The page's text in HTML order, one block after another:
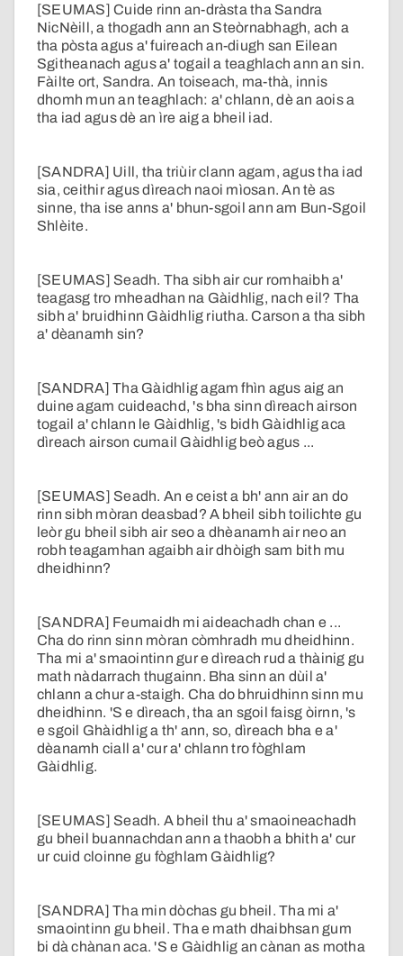
[SEUMAS] Cuide rinn an-dràsta tha Sandra
NicNèill, a thogadh ann an Steòrnabhagh, ach a
tha pòsta agus a' fuireach an-diugh san Eilean
Sgitheanach agus a' togail a teaghlach ann an sin.
Fàilte ort, Sandra. An toiseach, ma-thà, innis
dhomh mun an teaghlach: a' chlann, dè an aois a
tha iad agus dè an ìre aig a bheil iad.
[SANDRA] Uill, tha triùir clann agam, agus tha iad
sia, ceithir agus dìreach naoi mìosan. An tè as
sinne, tha ise anns a' bhun-sgoil ann am Bun-Sgoil
Shlèite.
[SEUMAS] Seadh. Tha sibh air cur romhaibh a'
teagasg tro mheadhan na Gàidhlig, nach eil? Tha
sibh a' bruidhinn Gàidhlig riutha. Carson a tha sibh
a' dèanamh sin?
[SANDRA] Tha Gàidhlig agam fhìn agus aig an
duine agam cuideachd, 's bha sinn dìreach airson
togail a' chlann le Gàidhlig, 's bidh Gàidhlig aca
dìreach airson cumail Gàidhlig beò agus ...
[SEUMAS] Seadh. An e ceist a bh' ann air an do
rinn sibh mòran deasbad? A bheil sibh toilichte gu
leòr gu bheil sibh air seo a dhèanamh air neo an
robh teagamhan agaibh air dhòigh sam bith mu
dheidhinn?
[SANDRA] Feumaidh mi aideachadh chan e ...
Cha do rinn sinn mòran còmhradh mu dheidhinn.
Tha mi a' smaointinn gur e dìreach rud a thàinig gu
math nàdarrach thugainn. Bha sinn an dùil a'
chlann a chur a-staigh. Cha do bhruidhinn sinn mu
dheidhinn. 'S e dìreach, tha an sgoil faisg òirnn, 's
e sgoil Ghàidhlig a th' ann, so, dìreach bha e a'
dèanamh ciall a' cur a' chlann tro fòghlam
Gàidhlig.
[SEUMAS] Seadh. A bheil thu a' smaoineachadh
gu bheil buannachdan ann a thaobh a bhith a' cur
ur cuid cloinne gu fòghlam Gàidhlig?
[SANDRA] Tha min dòchas gu bheil. Tha mi a'
smaointinn gu bheil. Tha e math dhaibhsan gum
bi dà chànan aca. 'S e Gàidhlig an cànan as motha